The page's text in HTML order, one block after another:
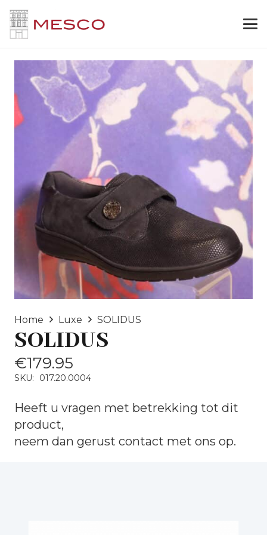
Home Luxe SOLIDUS
SOLIDUS
€179.95
SKU: 017.20.0004
Heeft u vragen met betrekking tot dit
product,
neem dan gerust contact met ons op.